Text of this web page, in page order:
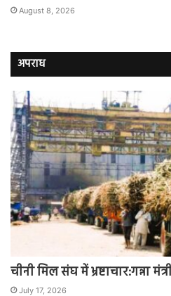
August 8, 2026
अपराध
चीनी मिल संघ में भ्रष्टाचार:गन्ना
July 17, 2026